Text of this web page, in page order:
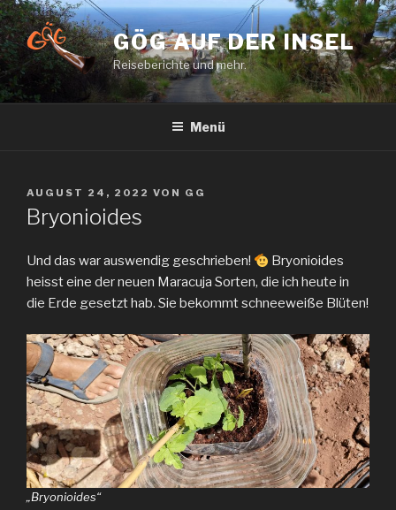
Zum
Inhalt
springen
GÖG AUF DER INSEL
Reiseberichte und mehr.
Menü
VERÖFFENTLICHT
AM
AUGUST 24, 2022 VON GG
Bryonioides
Und das war auswendig geschrieben!
Bryonioides
heisst eine der neuen Maracuja Sorten, die ich heute in
die Erde gesetzt hab. Sie bekommt schneeweiße Blüten!
„Bryonioides“